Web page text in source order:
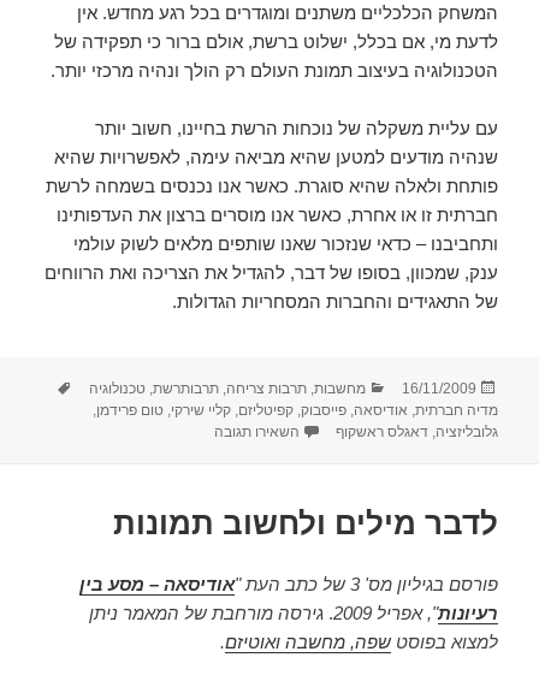
המשחק הכלכליים משתנים ומוגדרים בכל רגע מחדש. אין
לדעת מי, אם בכלל, ישלוט ברשת, אולם ברור כי תפקידה של
הטכנולוגיה בעיצוב תמונת העולם רק הולך ונהיה מרכזי יותר.
עם עליית משקלה של נוכחות הרשת בחיינו, חשוב יותר
שנהיה מודעים למטען שהיא מביאה עימה, לאפשרויות שהיא
פותחת ולאלה שהיא סוגרת. כאשר אנו נכנסים בשמחה לרשת
חברתית זו או אחרת, כאשר אנו מוסרים ברצון את העדפותינו
ותחביבנו – כדאי שנזכור שאנו שותפים מלאים לשוק עולמי
ענק, שמכוון, בסופו של דבר, להגדיל את הצריכה ואת הרווחים
של התאגידים והחברות המסחריות הגדולות.
פורסם
בתאריך
16/11/2009 קטגוריות
מחשבות,תרבות צריחה,תרבותרשת, טכנולוגיה
מדיה חברתית, אודיסאה,פייסבוק,קפיטליזם,קליי שירקי, טום פרידמן,
גלובליזציה,דאגלס ראשקוף השאירו תגובה
לדבר מילים ולחשוב תמונות
פורסם בגיליון מס' 3 של כתב העת "
אודיסאה – מסע בין
רעיונות", אפריל 2009 . גירסה מורחבת של המאמר ניתן
למצוא בפוסטשפה, מחשבה ואוטיזם.